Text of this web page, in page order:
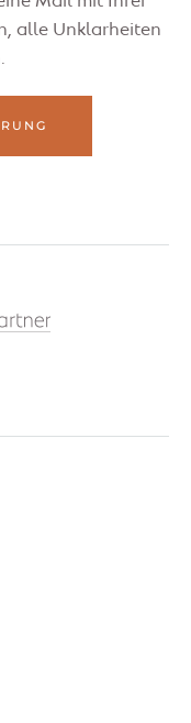
alle Unklarheiten